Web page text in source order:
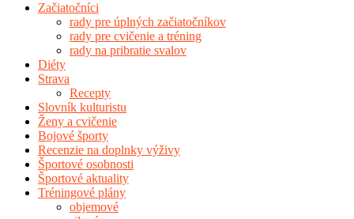
Začiatočníci
rady pre úplných začiatočníkov
rady pre cvičenie a tréning
rady na pribratie svalov
Diéty
Strava
Recepty
Slovník kulturistu
Ženy a cvičenie
Bojové športy
Recenzie na doplnky výživy
Športové osobnosti
Športové aktuality
Tréningové plány
objemové